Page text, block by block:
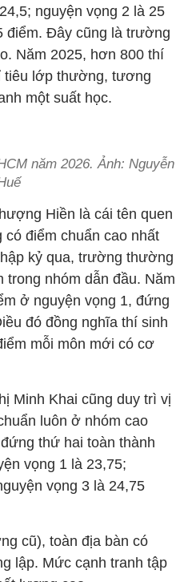
nguyện vọng 2 là 25
điểm. Đây cũng là trường
Năm 2025, hơn 800 thí
tiêu lớp thường, tương
một suất học.
năm 2026. Ảnh: Nguyễn
Hiền là cái tên quen
điểm chuẩn cao nhất
kỷ qua, trường thường
trong nhóm dẫn đầu. Năm
ở nguyện vọng 1, đứng
đó đồng nghĩa thí sinh
mỗi môn mới có cơ
Minh Khai cũng duy trì vị
luôn ở nhóm cao
thứ hai toàn thành
vọng 1 là 23,75;
vọng 3 là 24,75
cũ), toàn địa bàn có
lập. Mức cạnh tranh tập